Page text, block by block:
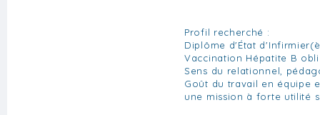
Profil recherché :
Diplôme d'État
Vaccination Hépatite B
Sens du relationnel,
Goût du travail en équipe
une mission à forte utilité